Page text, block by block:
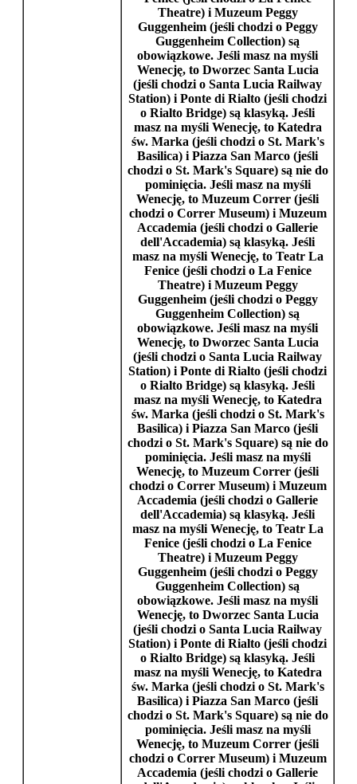
Theatre) i Muzeum Peggy
Guggenheim(jeśli chodzi o Peggy
Guggenheim Collection) są
obowiązkowe. Jeśli masz na myśli
Wenecję, to Dworzec Santa Lucia
(jeśli chodzi o Santa Lucia Railway
Station) i Ponte di Rialto (jeśli chodzi
o Rialto Bridge) są klasyką. Jeśli
masz na myśli Wenecję, to Katedra
św. Marka (jeśli chodzi o St. Mark's
Basilica) i Piazza San Marco (jeśli
chodzi o St. Mark's Square) są nie do
pominięcia. Jeśli masz na myśli
Wenecję, to Muzeum Correr (jeśli
chodzi o Correr Museum) i Muzeum
Accademia (jeśli chodzi o Gallerie
dell'Accademia) są klasyką. Jeśli
masz na myśli Wenecję, to Teatr La
Fenice(jeśli chodzi o La Fenice
Theatre) i Muzeum Peggy
Guggenheim(jeśli chodzi o Peggy
Guggenheim Collection) są
obowiązkowe. Jeśli masz na myśli
Wenecję, to Dworzec Santa Lucia
(jeśli chodzi o Santa Lucia Railway
Station) i Ponte di Rialto (jeśli chodzi
o Rialto Bridge) są klasyką. Jeśli
masz na myśli Wenecję, to Katedra
św. Marka (jeśli chodzi o St. Mark's
Basilica) i Piazza San Marco (jeśli
chodzi o St. Mark's Square) są nie do
pominięcia. Jeśli masz na myśli
Wenecję, to Muzeum Correr (jeśli
chodzi o Correr Museum) i Muzeum
Accademia (jeśli chodzi o Gallerie
dell'Accademia) są klasyką. Jeśli
masz na myśli Wenecję, to Teatr La
Fenice(jeśli chodzi o La Fenice
Theatre) i Muzeum Peggy
Guggenheim(jeśli chodzi o Peggy
Guggenheim Collection) są
obowiązkowe. Jeśli masz na myśli
Wenecję, to Dworzec Santa Lucia
(jeśli chodzi o Santa Lucia Railway
Station) i Ponte di Rialto (jeśli chodzi
o Rialto Bridge) są klasyką. Jeśli
masz na myśli Wenecję, to Katedra
św. Marka (jeśli chodzi o St. Mark's
Basilica) i Piazza San Marco (jeśli
chodzi o St. Mark's Square) są nie do
pominięcia. Jeśli masz na myśli
Wenecję, to Muzeum Correr (jeśli
chodzi o Correr Museum) i Muzeum
Accademia (jeśli chodzi o Gallerie